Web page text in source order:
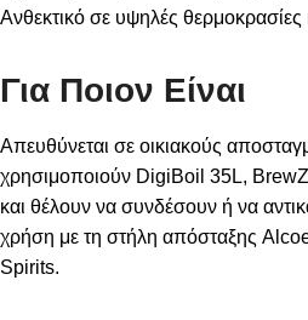
Ανθεκτικό σε υψηλές
Για Ποιον Είναι
Απευθύνεται σε οικιακούς
χρησιμοποιούν DigiBoil 35L,
και θέλουν να συνδέσουν ή να
χρήση με τη στήλη απόσταξης
Spirits.